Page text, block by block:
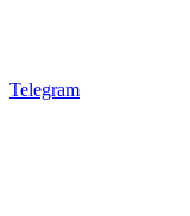
Telegram